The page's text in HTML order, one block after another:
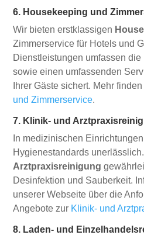
6. Housekeeping und
Wir bieten erstklassigen
Zimmerservice für Hotels und
Dienstleistungen umfassen
sowie einen umfassenden
Ihrer Gäste sichert. Mehr
und Zimmerservice.
7. Klinik- und
In medizinischen
Hygienestandards
Arztpraxisreinigung
Desinfektion und Sauberkeit.
unserer Webseite über die
Angebote zur Klinik- und
8. Laden- und